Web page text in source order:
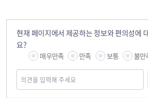
현재 페이지에서 제공하는 정보와 편의성에
요?
매우만족 만족 보통 불만